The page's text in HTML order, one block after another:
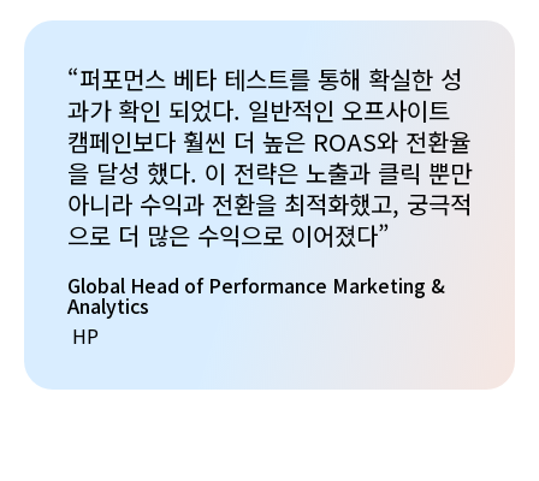
“퍼포먼스 베타 테스트를 통해 확실한 성
과가 확인 되었다. 일반적인 오프사이트
캠페인보다 훨씬 더 높은 ROAS와 전환율
을 달성 했다. 이 전략은 노출과 클릭 뿐만
아니라 수익과 전환을 최적화했고, 궁극적
으로 더 많은 수익으로 이어졌다”
Global Head of Performance Marketing &
Analytics
HP